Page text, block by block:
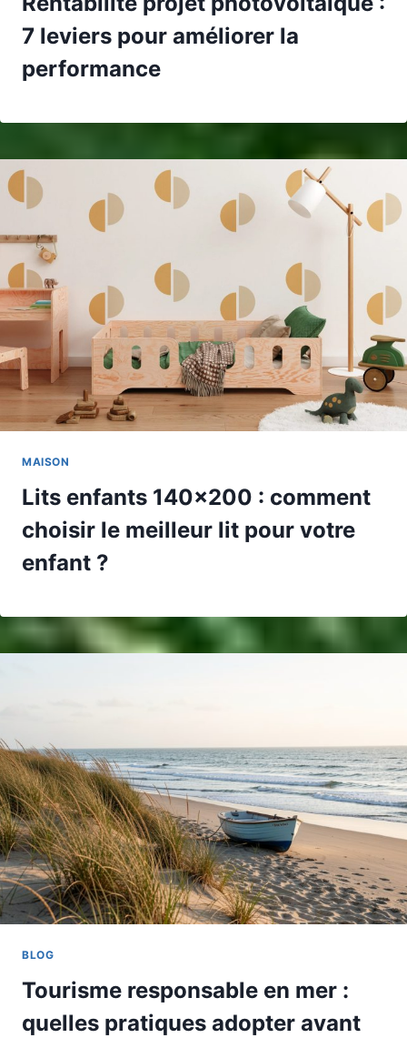
7 leviers pour améliorer la
performance
MAISON
Lits enfants 140×200 : comment
choisir le meilleur lit pour votre
enfant ?
BLOG
Tourisme responsable en mer :
quelles pratiques adopter avant